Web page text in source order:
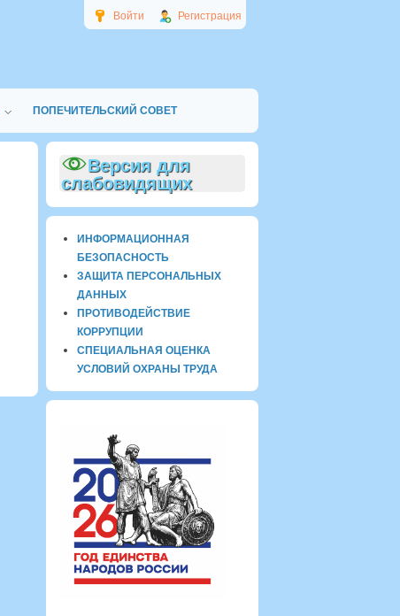
Войти Регистрация
ПОПЕЧИТЕЛЬСКИЙ СОВЕТ
Версия для
слабовидящих
ИНФОРМАЦИОННАЯ
БЕЗОПАСНОСТЬ
ЗАЩИТА ПЕРСОНАЛЬНЫХ
ДАННЫХ
ПРОТИВОДЕЙСТВИЕ
КОРРУПЦИИ
СПЕЦИАЛЬНАЯ ОЦЕНКА
УСЛОВИЙ ОХРАНЫ ТРУДА